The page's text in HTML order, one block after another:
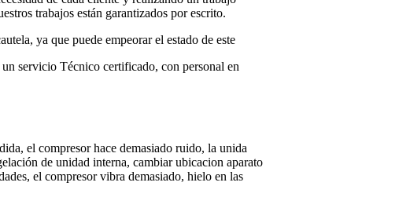
trabajos están garantizados por escrito.
ya que puede empeorar el estado de este
servicio Técnico certificado, con personal en
el compresor hace demasiado ruido, la unida
de unidad interna, cambiar ubicacion aparato
el compresor vibra demasiado, hielo en las